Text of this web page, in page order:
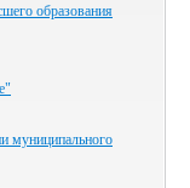
образования
муниципального